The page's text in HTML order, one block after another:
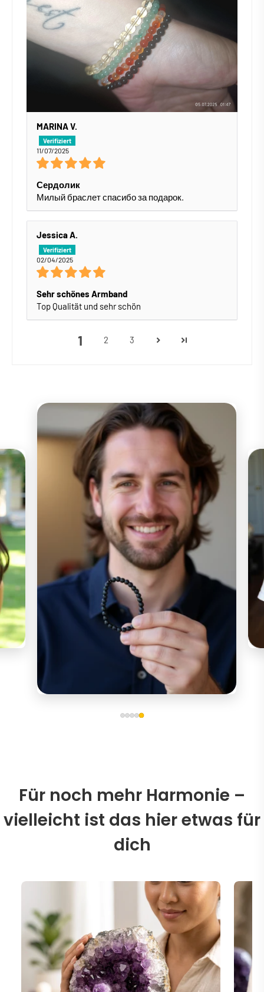
MARINA V.
11/07/2025
Сердолик
Милый браслет спасибо за подарок.
Jessica A.
02/04/2025
Sehr schönes Armband
Top Qualität und sehr schön
1 2 3
Für noch mehr Harmonie –
vielleicht ist das hier etwas für
dich